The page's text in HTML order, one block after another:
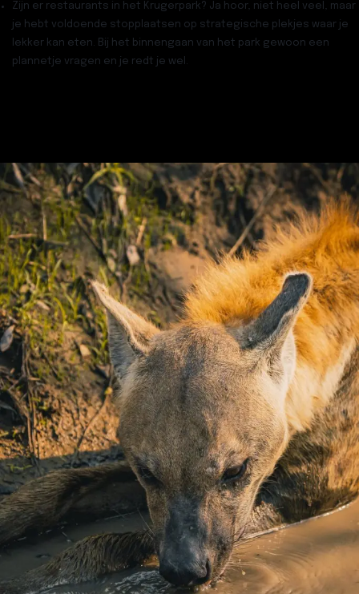
Zijn er restaurants in het Krugerpark? Ja hoor, niet heel veel, maar
je hebt voldoende stopplaatsen op strategische plekjes waar je
lekker kan eten. Bij het binnengaan van het park gewoon een
plannetje vragen en je redt je wel.